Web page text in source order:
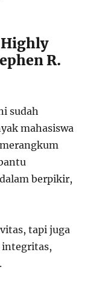
Highly
R.
sudah
mahasiswa
berpikir,
tapi juga